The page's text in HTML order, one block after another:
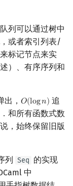
列可以通过树中
或者索引列表/
标记节点来实
）、有序序列和
出， 𝑂(log𝑛)
O(logn) 追
和所有函数式数
，始终保留旧版
列 Seq 的实现
中